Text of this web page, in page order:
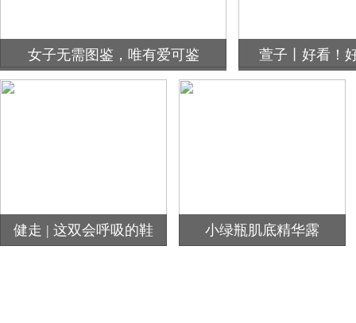
女子无需图鉴，唯有爱可鉴 萱子丨好看！
健走 | 这双会呼吸的鞋 小绿瓶肌底精华露